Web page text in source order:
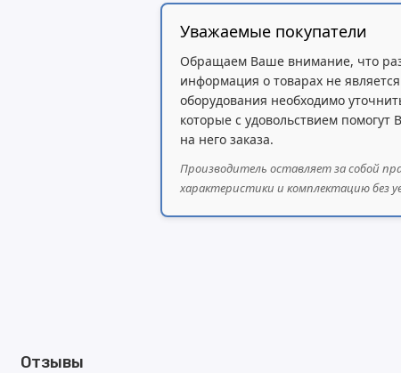
Тип хранилища:NAND
Микросхема коммутатора:98DX8525
Аппаратное ускорение IPsec:Да
Сетевые интерфейсы
Порты Ethernet 10/100/1000:1
Уважаемые покупатели
Обращаем Ваше внимание, что
информация о товарах не
оборудования необходимо
которые с удовольствием
на него заказа.
Производитель оставляет за собой
характеристики и комплектацию без
Отзывы